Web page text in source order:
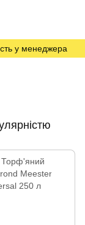
у менеджера